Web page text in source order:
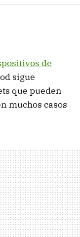
de
sigue
que pueden
muchos casos